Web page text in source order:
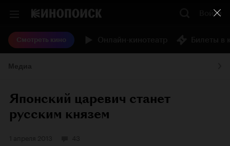
Войти
Смотреть кино
Японский царевич станет
русским князем